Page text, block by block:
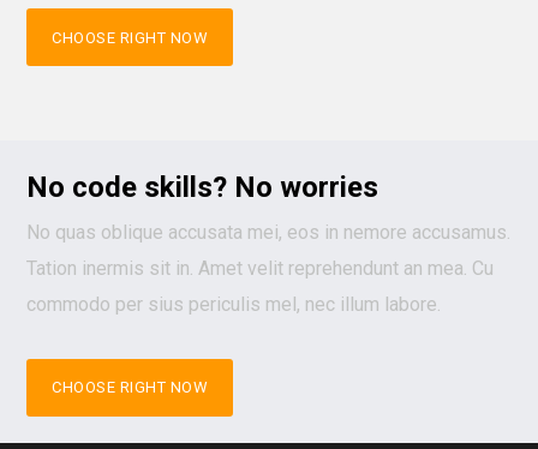
CHOOSE RIGHT NOW
No code skills? No worries
No quas oblique accusata mei, eos in nemore accusamus.
Tation inermis sit in. Amet velit reprehendunt an mea. Cu
commodo per sius periculis mel, nec illum labore.
CHOOSE RIGHT NOW